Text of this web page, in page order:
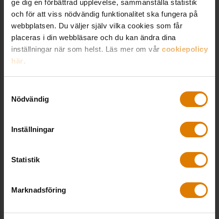
ge dig en förbättrad upplevelse, sammanställa statistik
och för att viss nödvändig funktionalitet ska fungera på
webbplatsen. Du väljer själv vilka cookies som får
placeras i din webbläsare och du kan ändra dina
inställningar när som helst. Läs mer om vår cookiepolicy
här.
Nödvändig
Inställningar
Statistik
Marknadsföring
Sofia Gärdsfors
Titel
vd
Företag
Företag
Ort